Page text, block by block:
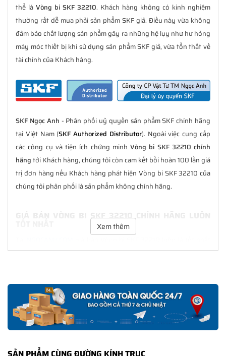
thể là Vòng bi SKF 32210. Khách hàng không có kinh nghiệm
thường rất dễ mua phải sản phẩm SKF giả. Điều này vừa không
đảm bảo chất lượng sản phẩm gây ra những hệ lụy như hư hỏng
máy móc thiết bị khi sử dụng sản phẩm SKF giả, vừa tổn thất về
tài chính của Khách hàng.
SKF Ngọc Anh - Phân phối uỷ quyền sản phẩm SKF chính hãng
tại Việt Nam (SKF Authorized Distributor). Ngoài việc cung cấp
các công cụ và tiện ích chứng minh Vòng bi SKF 32210 chính
hãngtới Khách hàng, chúng tôi còn cam kết bồi hoàn 100 lần giá
trị đơn hàng nếu Khách hàng phát hiện Vòng bi SKF 32210 của
chúng tôi phân phối là sản phẩm không chính hãng.
GIÁ BÁN VÒNG BI SKF 32210 CHÍNH HÃNG LUÔN
với nhiều ưu đãi kèm theo và các dịch vụ hẫu mãi sau bán hàng.
CHẾ ĐỘ BẢO HÀNH VÒNG BI SKF 32210 CHÍNH
HÃNG
Tất cả các sản phẩm SKF chính hãng doSKF Ngọc Anhphân
phối đều được bảo hành chính hãng theo đúng tiêu chuẩn bảo
Xem thêm